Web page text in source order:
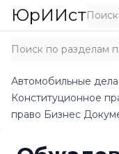
Перейти
ЮрИИст
Автомобильные дела
Конституционное
право Бизнес